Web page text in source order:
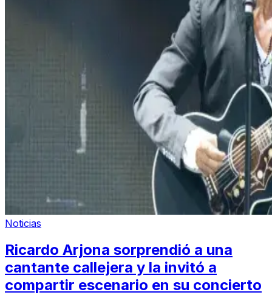
Noticias
Ricardo Arjona sorprendió a una
cantante callejera y la invitó a
compartir escenario en su concierto